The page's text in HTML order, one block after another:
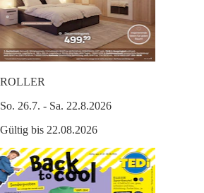
ROLLER
So. 26.7. - Sa. 22.8.2026
Gültig bis 22.08.2026